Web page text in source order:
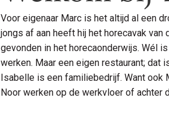
Voor eigenaar Marc is het altijd al een
jongs af aan heeft hij het horecavak
gevonden in het horecaonderwijs. Wél
werken. Maar een eigen restaurant; dat
Isabelle is een familiebedrijf. Want ook
Noor werken op de werkvloer of achter